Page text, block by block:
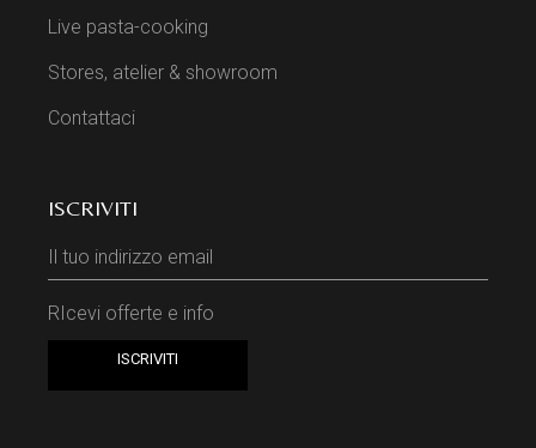
Live pasta-cooking
Stores, atelier & showroom
Contattaci
ISCRIVITI
RIcevi offerte e info